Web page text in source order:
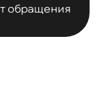
обращения